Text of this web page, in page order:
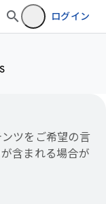
ログイン
ツをご希望の言
含まれる場合が